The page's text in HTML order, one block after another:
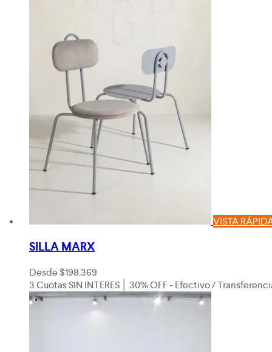
VISTA
SILLA MARX
Desde $198.369
3 Cuotas SIN INTERES │ 30% OFF - Efectivo /